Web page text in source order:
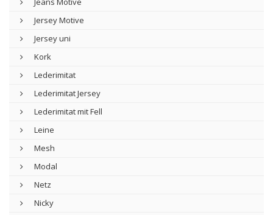
Jersey Motive
Jersey uni
Kork
Lederimitat
Lederimitat Jersey
Lederimitat mit Fell
Leine
Mesh
Modal
Netz
Nicky